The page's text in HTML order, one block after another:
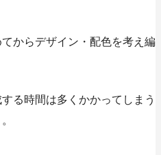
からデザイン・配色を考え編
る時間は多くかかってしまう